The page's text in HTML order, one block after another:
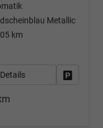
Metallic
km
Details